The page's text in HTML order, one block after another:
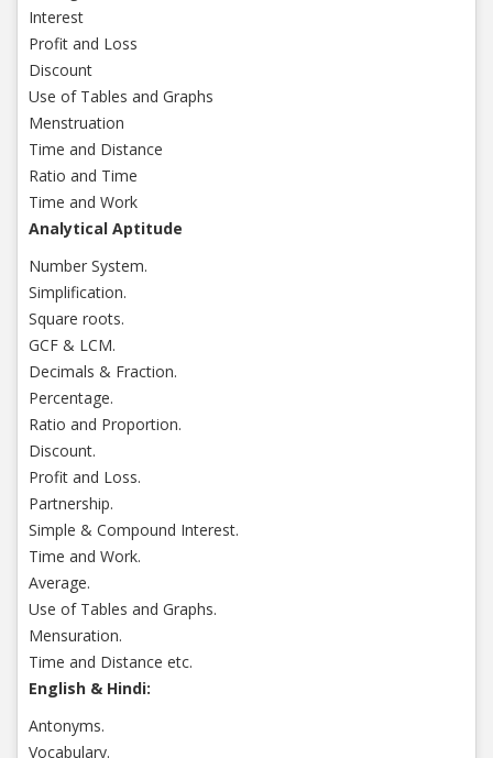
Interest
Profit and Loss
Discount
Use of Tables and Graphs
Menstruation
Time and Distance
Ratio and Time
Time and Work
Analytical Aptitude
Number System.
Simplification.
Square roots.
GCF & LCM.
Decimals & Fraction.
Percentage.
Ratio and Proportion.
Discount.
Profit and Loss.
Partnership.
Simple & Compound Interest.
Time and Work.
Average.
Use of Tables and Graphs.
Mensuration.
Time and Distance etc.
English & Hindi:
Antonyms.
Vocabulary.